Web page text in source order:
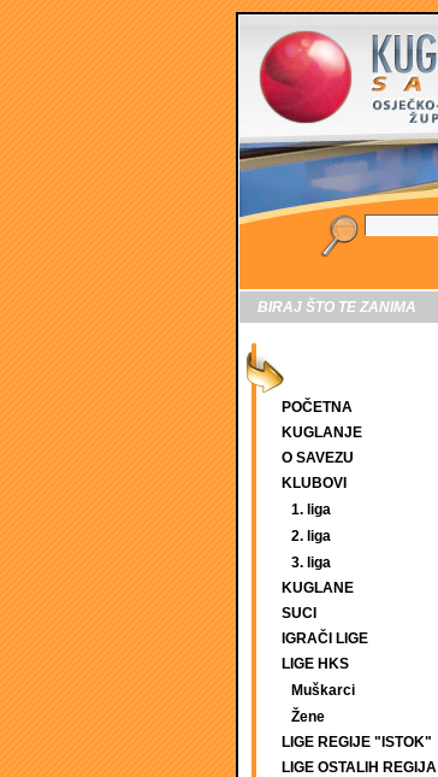
BIRAJ ŠTO TE ZANIMA
POČETNA
KUGLANJE
O SAVEZU
KLUBOVI
1. liga
2. liga
3. liga
KUGLANE
SUCI
IGRAČI LIGE
LIGE HKS
Muškarci
Žene
LIGE REGIJE "ISTOK"
LIGE OSTALIH REGIJA